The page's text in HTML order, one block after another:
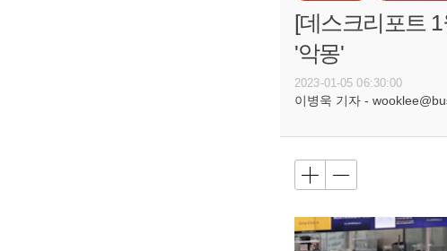
[데스크리포트
'악몽'
2023-01-05 06:30:00
이병욱 기자 -